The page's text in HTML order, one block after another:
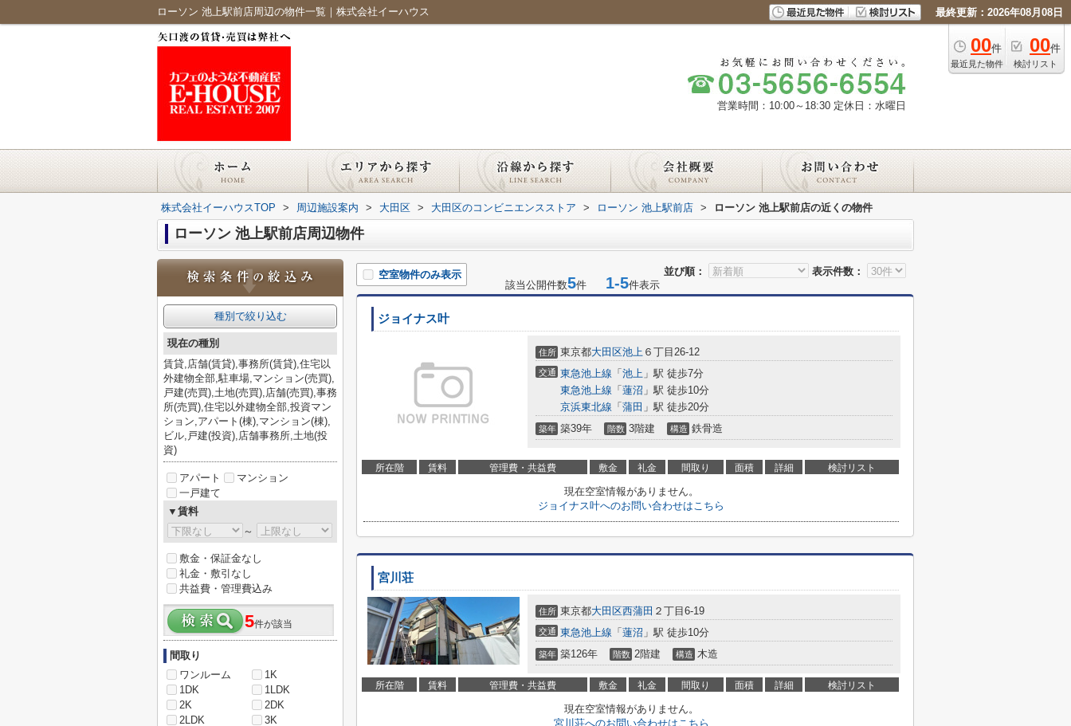
ローソン 池上駅前店周辺の物件一覧｜株式会社イーハウス 最終更新：2026年08月08日
00件
最近見た物件
00件
検討リスト
営業時間：10:00～18:30 定休日：水曜日
株式会社イーハウスTOP > 周辺施設案内 > 大田区 > 大田区のコンビニエンスストア > ローソン 池上駅前店 > ローソン 池上駅前店の近くの物件
ローソン 池上駅前店周辺物件
並び順： 表示件数：
空室物件のみ表示
該当公開件数5件 1-5件表示
ジョイナス叶
住所 東京都大田区池上 ６丁目26-12
交通 東急池上線 「 池上 」駅 徒歩7分
東急池上線 「 蓮沼 」駅 徒歩10分
京浜東北線 「 蒲田 」駅 徒歩20分
築年 築39年 階数 3階建 構造 鉄骨造
所在階 賃料 管理費・共益費 敷金 礼金 間取り 面積 詳細 検討リスト
現在空室情報がありません。
ジョイナス叶へのお問い合わせはこちら
宮川荘
住所 東京都大田区西蒲田 ２丁目6-19
交通 東急池上線 「 蓮沼 」駅 徒歩10分
築年 築126年 階数 2階建 構造 木造
所在階 賃料 管理費・共益費 敷金 礼金 間取り 面積 詳細 検討リスト
現在空室情報がありません。
宮川荘へのお問い合わせはこちら
種別で絞り込む
現在の種別
賃貸,店舗(賃貸),事務所(賃貸),住宅以
外建物全部,駐車場,マンション(売買),
戸建(売買),土地(売買),店舗(売買),事務
所(売買),住宅以外建物全部,投資マン
ション,アパート(棟),マンション(棟),
ビル,戸建(投資),店舗事務所,土地(投
資)
アパート
マンション
一戸建て
▼賃料
～
敷金・保証金なし
礼金・敷引なし
共益費・管理費込み
5件が該当
間取り
ワンルーム
1K
1DK
1LDK
2K
2DK
2LDK
3K